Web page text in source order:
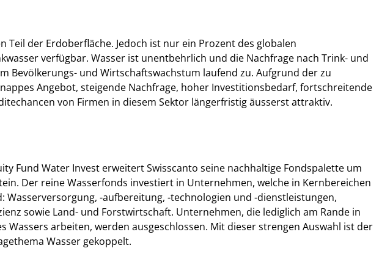
Teil der Erdoberfläche. Jedoch ist nur ein Prozent des globalen
verfügbar. Wasser ist unentbehrlich und die Nachfrage nach Trink- und
Bevölkerungs- und Wirtschaftswachstum laufend zu. Aufgrund der zu
Angebot, steigende Nachfrage, hoher Investitionsbedarf, fortschreitende
von Firmen in diesem Sektor längerfristig äusserst attraktiv.
Fund Water Invest erweitert Swisscanto seine nachhaltige Fondspalette um
Der reine Wasserfonds investiert in Unternehmen, welche in Kernbereichen
Wasserversorgung, -aufbereitung, -technologien und -dienstleistungen,
sowie Land- und Forstwirtschaft. Unternehmen, die lediglich am Rande in
Wassers arbeiten, werden ausgeschlossen. Mit dieser strengen Auswahl ist der
Wasser gekoppelt.